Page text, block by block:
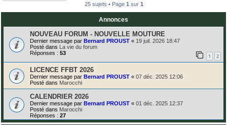
25 sujets • Page 1 sur 1
Annonces
NOUVEAU FORUM - NOUVELLE MOUTURE
Dernier message par Bernard PROUST « 19 juil. 2026 18:47
Posté dans La vie du forum
Réponses : 53 1 2
LICENCE FFBT 2026
Dernier message par Bernard PROUST « 07 déc. 2025 12:06
Posté dans Marocchi
CALENDRIER 2026
Dernier message par Bernard PROUST « 01 déc. 2025 12:37
Posté dans Marocchi
Réponses : 27